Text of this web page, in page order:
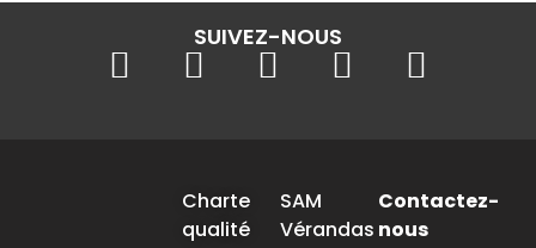
SUIVEZ-NOUS
Charte
qualité
SAM
Vérandas
Contactez-
nous